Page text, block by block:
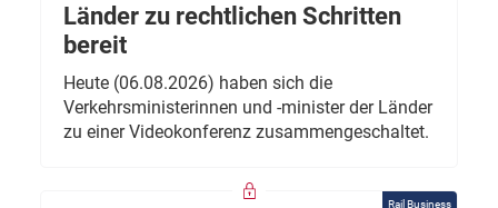
Länder zu rechtlichen Schritten
bereit
Heute (06.08.2026) haben sich die
Verkehrsministerinnen und -minister der Länder
zu einer Videokonferenz zusammengeschaltet.
Rail Business